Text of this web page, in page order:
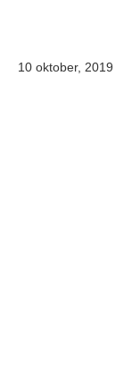
10 oktober, 2019